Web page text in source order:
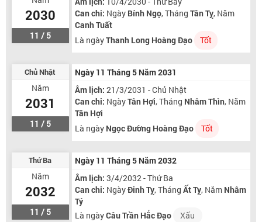
2030
11 / 5
Can chi: Ngày Bính Ngọ, Tháng Tân Tỵ, Năm
Canh Tuất
Là ngàyThanh Long Hoàng Đạo Tốt
Chủ Nhật
Năm
2031
11 / 5
Ngày 11 Tháng 5 Năm 2031
Âm lịch: 21/3/2031 - Chủ Nhật
Can chi: NgàyTân Hợi, Tháng Nhâm Thìn, Năm
Tân Hợi
Là ngày Ngọc Đường Hoàng Đạo Tốt
Thứ Ba
Năm
2032
11 / 5
Ngày 11 Tháng 5 Năm 2032
Âm lịch: 3/4/2032 - Thứ Ba
Can chi: NgàyĐinh Tỵ, Tháng Ất Tỵ, Năm Nhâm
Tý
Là ngàyCâu Trần Hắc Đạo Xấu